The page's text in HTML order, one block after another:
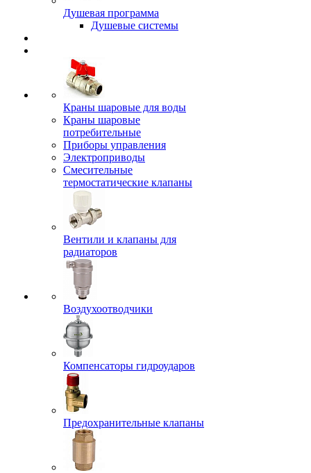
Душевая программа
Душевые системы
Краны шаровые для воды
Краны шаровые
потребительные
Приборы управления
Электроприводы
Смесительные
термостатические клапаны
Вентили и клапаны для
радиаторов
Воздухоотводчики
Компенсаторы гидроударов
Предохранительные клапаны